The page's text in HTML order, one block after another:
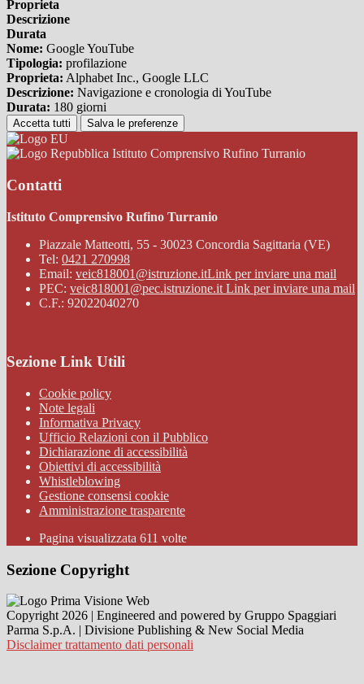
Proprieta
Descrizione
Durata
Nome: Google YouTube
Tipologia: profilazione
Proprieta: Alphabet Inc., Google LLC
Descrizione: Navigazione e cronologia di YouTube
Durata: 180 giorni
Accetta tutti Salva le preferenze
Istituto Comprensivo Rufino Turranio
Contatti
Istituto Comprensivo Rufino Turranio
Piazzale Matteotti, 55 - 30023 Concordia Sagittaria (VE)
Tel: 0421 270998
Email: veic818001@istruzione.itLink per inviare una mail
PEC: veic818001@pec.istruzione.it Link per inviare una mail
C.F.: 92022040270
Sezione Link Utili
Cookie policy
Note legali
Informativa Privacy
Ufficio Relazioni con il Pubblico
Dichiarazione di accessibilità
Obiettivi di accessibilità
Whistleblowing
Gestione consensi cookie
Amministrazione trasparente
Pagina visualizzata 611 volte
Sezione Copyright
Copyright 2026 | Engineered and powered by Gruppo Spaggiari
Parma S.p.A. | Divisione Publishing & New Social Media
Disclaimer trattamento dati personali